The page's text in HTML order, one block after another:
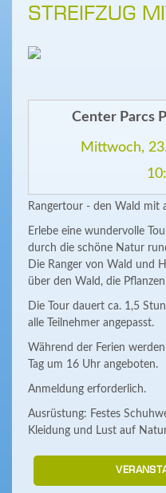
STREIFZUG
Center Parcs
Mittwoch,
Rangertour - den Wald mit
Erlebe eine wundervolle
durch die schöne Natur
Die Ranger von Wald und
über den Wald, die
Die Tour dauert ca. 1,5
alle Teilnehmer angepasst.
Während der Ferien
Tag um 16 Uhr angeboten.
Anmeldung erforderlich.
Ausrüstung: Festes
Kleidung und Lust auf